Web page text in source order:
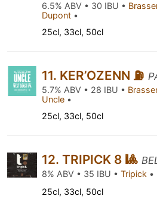
6.5% ABV • 30 IBU •
Dupont •
25cl, 33cl, 50cl
11. KER’OZENN ⛽️
5.7% ABV • 28 IBU •
Uncle •
25cl, 33cl, 50cl
12. TRIPICK 8 🎱
8% ABV • 35 IBU • Tripick •
25cl, 33cl, 50cl